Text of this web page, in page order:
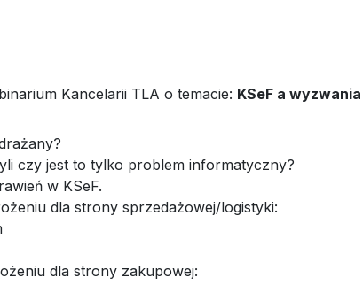
Kancelarii TLA o temacie: KSeF a
czy jest to tylko problem informatyczny?
w KSeF.
dla strony sprzedażowej/logistyki:
dla strony zakupowej: